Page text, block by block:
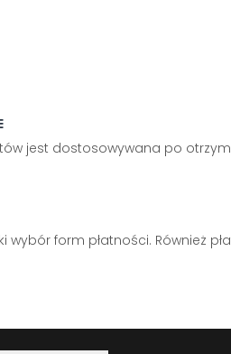
jest dostosowywana po
form płatności. Również